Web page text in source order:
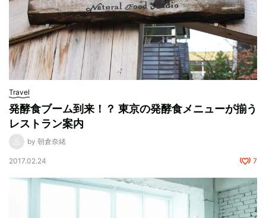
Travel
発酵食ブーム到来！？ 東京の発酵食メニューが揃う
レストラン案内
by 朝倉奈緒
2017.02.24 7